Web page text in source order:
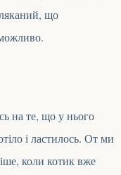
що
на те, що у нього
і ластилось. От ми
коли котик вже